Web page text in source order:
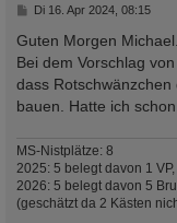
B
i
r
a
g
Di 16. Apr 2024, 08:15
Guten Morgen Michael.
Bei dem Vorschlag
dass
bauen. Hatte ich
MS-Nistplätze: 8
2025: 5 belegt davon 1
2026: 5 belegt davon 5
(geschätzt da 2 Kästen